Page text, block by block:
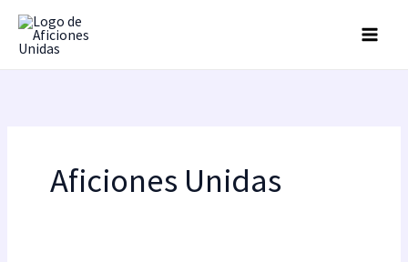
contenido
Aficiones Unidas